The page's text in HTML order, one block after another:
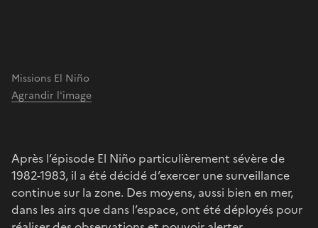
Missions El Niño
Agrandir l'image
Après l’épisode El Niño particulièrement sévère de
1982-1983, il a été décidé d’exercer une surveillance
continue sur la zone. Des moyens, aussi bien en mer,
dans les airs que dans l’espace, ont été déployés pour